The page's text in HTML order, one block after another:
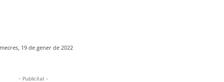
19 de gener de 2022
- Publicitat -